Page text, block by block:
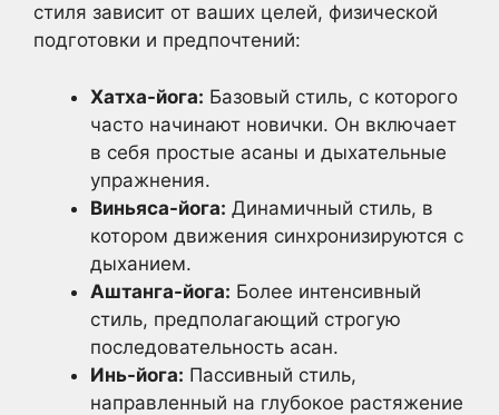
стиля зависит от ваших целей, физической
подготовки и предпочтений:
Хатха-йога: Базовый стиль, с которого
часто начинают новички. Он включает
в себя простые асаны и дыхательные
упражнения.
Виньяса-йога: Динамичный стиль, в
котором движения синхронизируются с
дыханием.
Аштанга-йога: Более интенсивный
стиль, предполагающий строгую
последовательность асан.
Инь-йога: Пассивный стиль,
направленный на глубокое растяжение